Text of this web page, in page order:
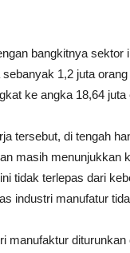
bangkitnya sektor
1,2 juta
ke angka 18,64 juta
tersebut, di tengah
masih menunjukkan
tidak terlepas dari
industri manufatur
manufaktur